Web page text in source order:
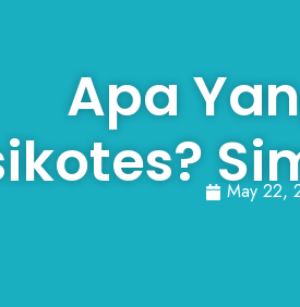
Apa
May 22,